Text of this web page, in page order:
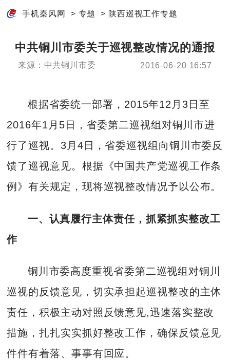
手机秦风网 > 专题 > 陕西巡视工作专题
中共铜川市委关于巡视整改情况的通报
来源：中共铜川市委 2016-06-20 16:57
根据省委统一部署，2015年12月3日至
2016年1月5日，省委第二巡视组对铜川市进
行了巡视。3月4日，省委巡视组向铜川市委反
馈了巡视意见。根据《中国共产党巡视工作条
例》有关规定，现将巡视整改情况予以公布。
一、认真履行主体责任，抓紧抓实整改工
作
铜川市委高度重视省委第二巡视组对铜川
巡视的反馈意见，切实承担起巡视整改的主体
责任，积极主动对照反馈意见,迅速落实整改
措施，扎扎实实抓好整改工作，确保反馈意见
件件有着落、事事有回应。